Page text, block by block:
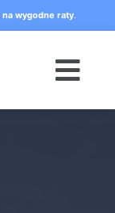
na wygodne raty.